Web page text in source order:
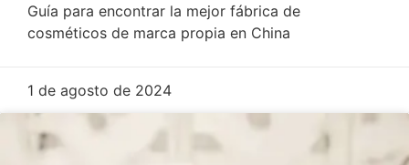
Guía para encontrar la mejor fábrica de
cosméticos de marca propia en China
1 de agosto de 2024